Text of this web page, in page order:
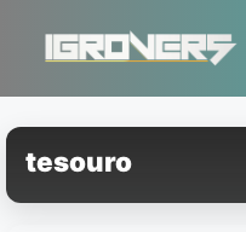
conteúdo
tesouro